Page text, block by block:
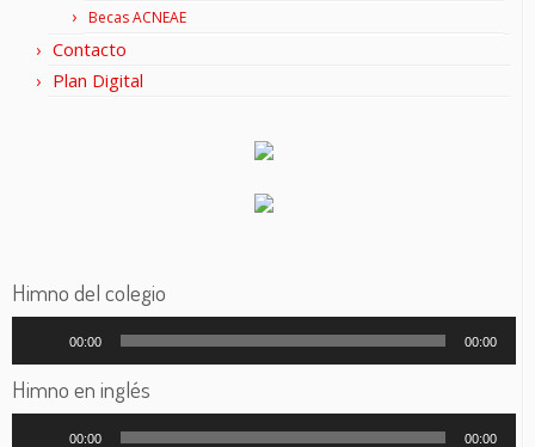
Becas ACNEAE
Contacto
Plan Digital
Himno del colegio
audio
00:00 00:00
Himno en inglés
00:00 00:00